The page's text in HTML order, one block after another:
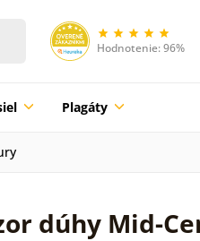
Hodnotenie: 96%
Plagáty
dúhy Mid-